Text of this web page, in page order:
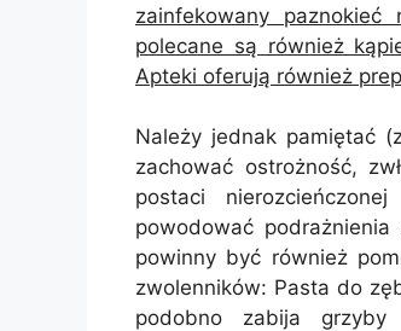
zainfekowany
polecane są również
Apteki oferują również
Należy jednak pamiętać
zachować ostrożność,
postaci
powodować
powinny być również
zwolenników: Pasta do
podobno zabija grzyby